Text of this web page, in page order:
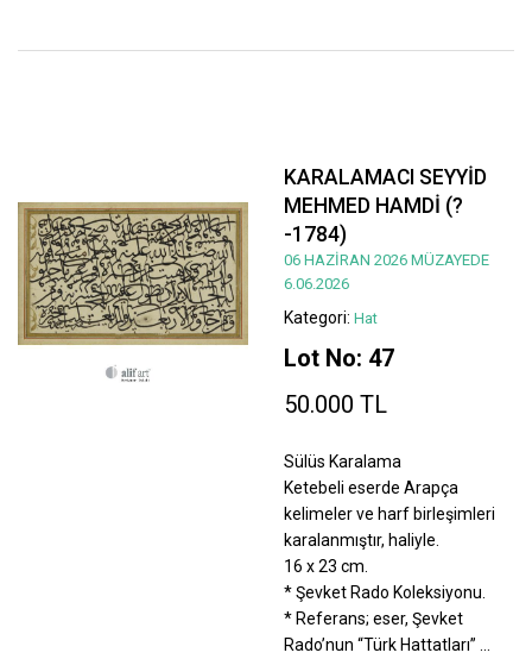
KARALAMACI SEYYİD
MEHMED HAMDİ (?
-1784)
06 HAZİRAN 2026 MÜZAYEDE
6.06.2026
Kategori: Hat
Lot No: 47
50.000 TL
Sülüs Karalama
Ketebeli eserde Arapça
kelimeler ve harf birleşimleri
karalanmıştır, haliyle.
16 x 23 cm.
* Şevket Rado Koleksiyonu.
* Referans; eser, Şevket
Rado’nun “Türk Hattatları”